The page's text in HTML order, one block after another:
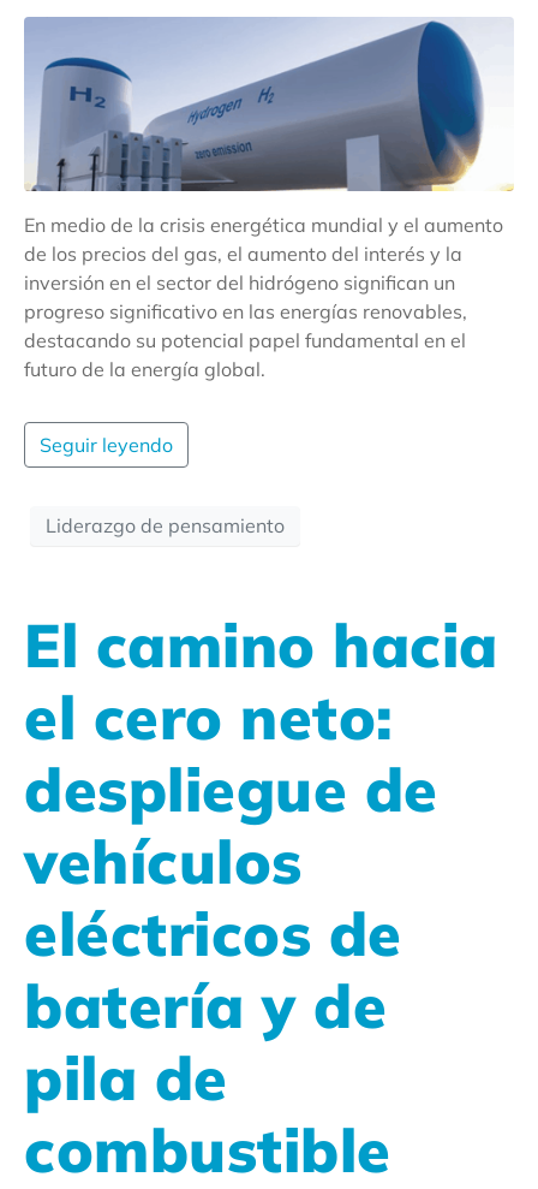
En medio de la crisis energética mundial y el aumento
de los precios del gas, el aumento del interés y la
inversión en el sector del hidrógeno significan un
progreso significativo en las energías renovables,
destacando su potencial papel fundamental en el
futuro de la energía global.
Seguir leyendo
Liderazgo de pensamiento
El camino hacia
el cero neto:
despliegue de
vehículos
eléctricos de
batería y de
pila de
combustible